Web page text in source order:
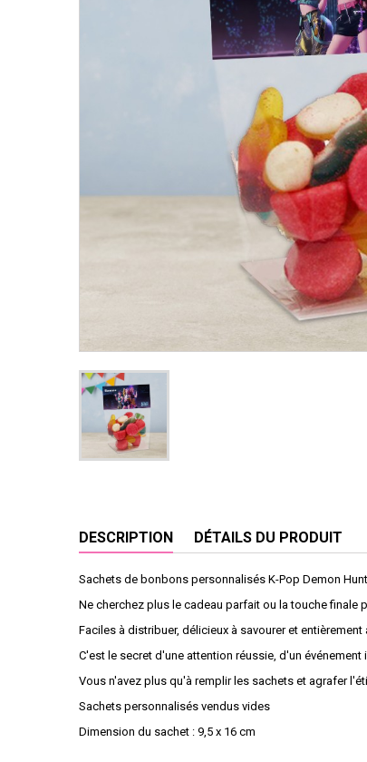
DESCRIPTION DÉTAILS DU PRODUIT
Sachets de bonbons personnalisés K-Pop Demon
Ne cherchez plus le cadeau parfait ou la touche
Faciles à distribuer, délicieux à savourer et
C'est le secret d'une attention réussie, d'un
Vous n'avez plus qu'à remplir les sachets et agrafer
Sachets personnalisés vendus vides
Dimension du sachet : 9,5 x 16 cm